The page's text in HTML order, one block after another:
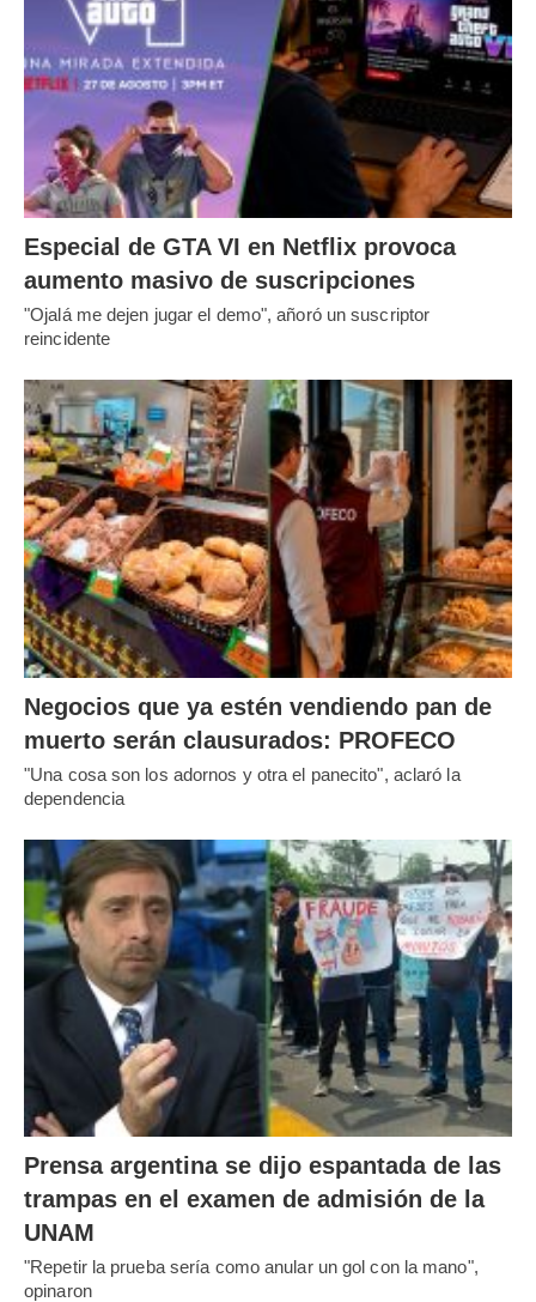
Especial de GTA VI en Netflix provoca
aumento masivo de suscripciones
"Ojalá me dejen jugar el demo", añoró un suscriptor
reincidente
Negocios que ya estén vendiendo pan de
muerto serán clausurados: PROFECO
"Una cosa son los adornos y otra el panecito", aclaró la
dependencia
Prensa argentina se dijo espantada de las
trampas en el examen de admisión de la
UNAM
"Repetir la prueba sería como anular un gol con la mano",
opinaron